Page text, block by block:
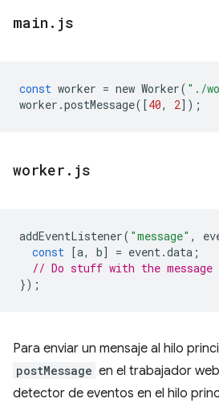
main . js
const worker = new Worker( "./
worker .postMessage([40, 2]);
worker . js
addEventListener( "message" ,
const [a, b] = event.data ;
// Do stuff with the message
});
Para enviar un mensaje al hilo
postMessage en el trabajador
detector de eventos en el hilo